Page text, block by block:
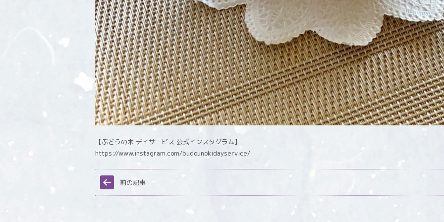
【ぶどうの木 デイサービス 公式インスタグラム】
https://www.instagram.com/budounokidayservice/
前の記事